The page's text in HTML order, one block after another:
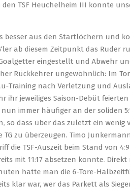
den TSF Heuchelheim III konnte
besser aus den Startlöchern und
ab diesem Zeitpunkt das
eingestellt und Abwehr
Rückkehrer ungewöhnlich: Im
Training nach Verletzung und
ihr jeweiliges Saison-Debüt
immer häufiger an der soliden
dass über das zuletzt ein wenig
zu überzeugen. Timo
TSF-Auszeit beim Stand von 4:9
mit 11:17 absetzen konnte.
hatte man die 6-Tore-
klar war, wer das Parkett als